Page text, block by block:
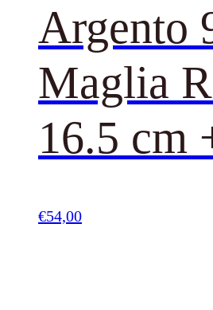
Argento
Maglia
16.5 cm
€54,00